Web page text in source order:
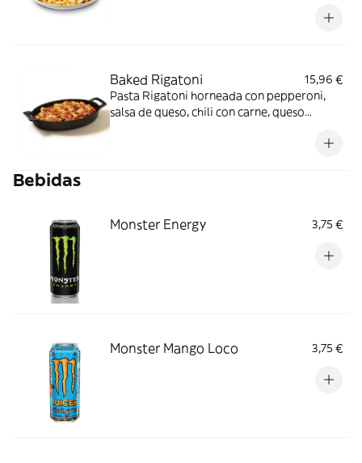
Baked Rigatoni
15,96 €
Pasta Rigatoni horneada con pepperoni,
salsa de queso, chili con carne, queso
Bebidas
Monster Energy 3,75 €
Monster Mango Loco 3,75 €